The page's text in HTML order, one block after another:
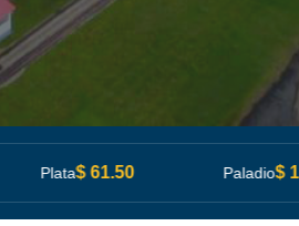
Paladio$ 1,373.06 Platino$